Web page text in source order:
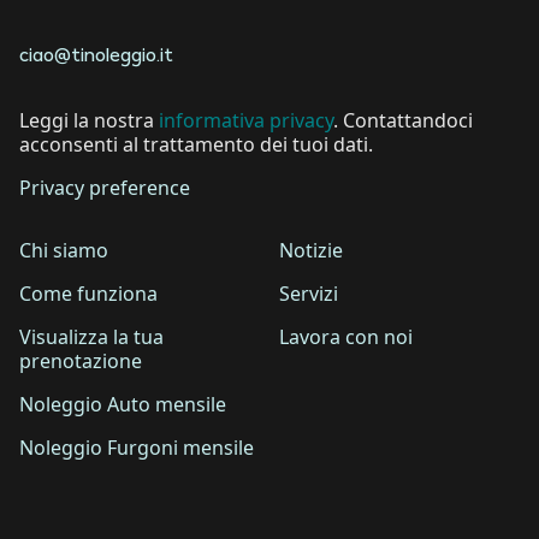
ciao@tinoleggio.it
Leggi la nostra informativa privacy. Contattandoci
acconsenti al trattamento dei tuoi dati.
Privacy preference
Chi siamo
Come funziona
Visualizza la tua
prenotazione
Noleggio Auto mensile
Noleggio Furgoni mensile
Notizie
Servizi
Lavora con noi